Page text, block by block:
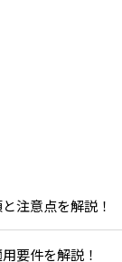
注意点を解説！
要件を解説！